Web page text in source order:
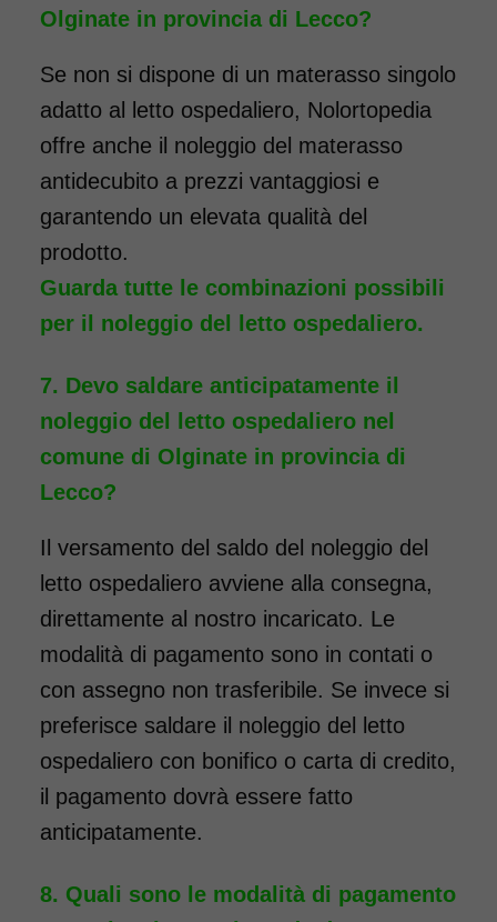
Olginate in provincia di Lecco?
Se non si dispone di un materasso singolo
adatto al letto ospedaliero, Nolortopedia
offre anche il noleggio del materasso
antidecubito a prezzi vantaggiosi e
garantendo un elevata qualità del
prodotto.
Guarda tutte le combinazioni possibili
per il noleggio del letto ospedaliero.
Devo saldare anticipatamente il
noleggio del letto ospedaliero nel
comune di Olginate in provincia di
Lecco?
Il versamento del saldo del noleggio del
letto ospedaliero avviene alla consegna,
direttamente al nostro incaricato. Le
modalità di pagamento sono in contati o
con assegno non trasferibile. Se invece si
preferisce saldare il noleggio del letto
ospedaliero con bonifico o carta di credito,
il pagamento dovrà essere fatto
anticipatamente.
Quali sono le modalità di pagamento